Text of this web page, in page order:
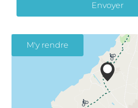
Envoyer
M'y rendre